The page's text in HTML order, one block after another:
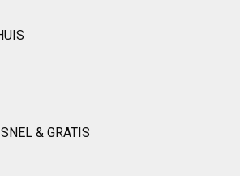
SNEL & GRATIS